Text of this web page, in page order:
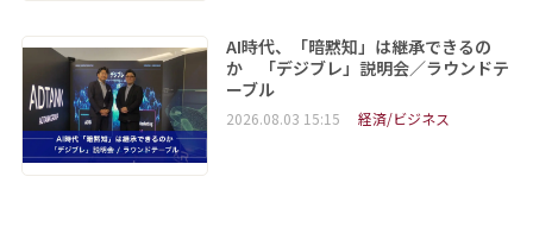
AI時代、「暗黙知」は継承できるの
か 「デジブレ」説明会／ラウンドテ
ーブル
2026.08.03 15:15 経済/ビジネス